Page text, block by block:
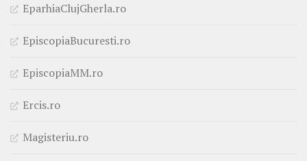
EparhiaClujGherla.ro
EpiscopiaBucuresti.ro
EpiscopiaMM.ro
Ercis.ro
Magisteriu.ro